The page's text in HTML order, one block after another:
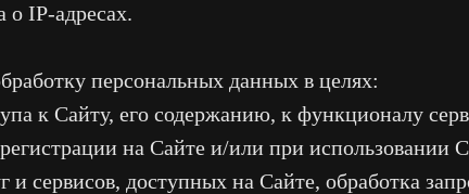
о IP-адресах.
персональных данных в целях:
к Сайту, его содержанию, к функционалу
на Сайте и/или при использовании
и сервисов, доступных на Сайте, обработка